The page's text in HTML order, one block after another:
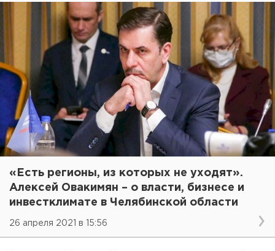
«Есть регионы, из которых не уходят».
Алексей Овакимян – о власти, бизнесе и
инвестклимате в Челябинской области
26 апреля 2021 в 15:56